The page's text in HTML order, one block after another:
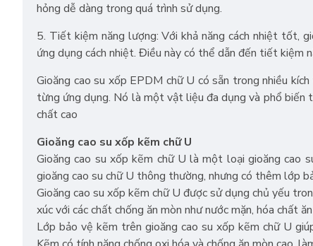
hỏng dễ dàng trong quá trình sử dụng.
5. Tiết kiệm năng lượng: Với khả năng cách nhiệt tốt,
ứng dụng cách nhiệt. Điều này có thể dẫn đến tiết kiệm
Gioăng cao su xốp EPDM chữ U có sẵn trong nhiều
từng ứng dụng. Nó là một vật liệu đa dụng và phổ biến
chất cao
Gioăng cao su xốp kẽm chữ U
Gioăng cao su xốp kẽm chữ U là một loại gioăng cao
gioăng cao su chữ U thông thường, nhưng có thêm lớp
Gioăng cao su xốp kẽm chữ U được sử dụng chủ yếu
xúc với các chất chống ăn mòn như nước mặn, hóa chất
Lớp bảo vệ kẽm trên gioăng cao su xốp kẽm chữ U